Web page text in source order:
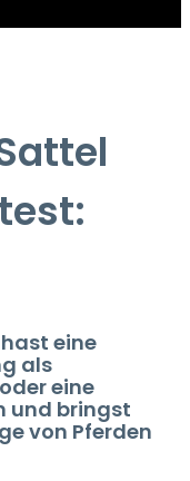
eine
als
eine
und bringst
von Pferden